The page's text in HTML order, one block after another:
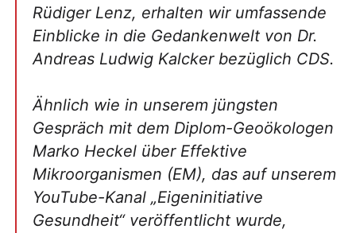
Rüdiger Lenz, erhalten wir umfassende
Einblicke in die Gedankenwelt von Dr.
Andreas Ludwig Kalcker bezüglich CDS.
Ähnlich wie in unserem jüngsten
Gespräch mit dem Diplom-Geoökologen
Marko Heckel über Effektive
Mikroorganismen (EM), das auf unserem
YouTube-Kanal „Eigeninitiative
Gesundheit“ veröffentlicht wurde,